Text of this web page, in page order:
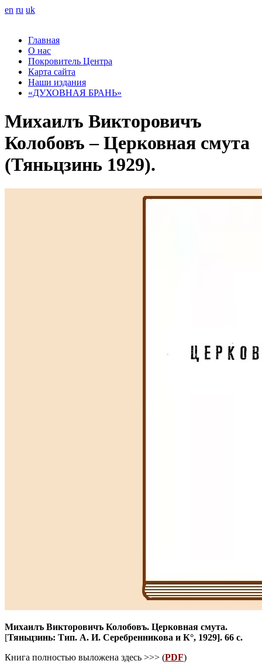
en ru uk
Главная
О нас
Покровитель Центра
Карта сайта
Наши издания
«ДУХОВНАЯ БРАНЬ»
Михаилъ Викторовичъ
Колобовъ – Церковная смута
(Тяньцзинь 1929).
Михаилъ Викторовичъ Колобовъ. Церковная смута.
[Тяньцзинь: Тип. А. И. Серебренникова и К°, 1929]. 66 с.
Книга полностью выложена здесь >>> (PDF)